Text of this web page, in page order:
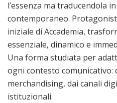
l’essenza ma traducendola
contemporaneo.
iniziale di Accademia,
essenziale, dinamico e
Una forma studiata per
ogni contesto comunicativo:
merchandising, dai canali
istituzionali.